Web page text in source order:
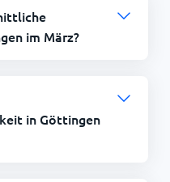
im März?
in Göttingen